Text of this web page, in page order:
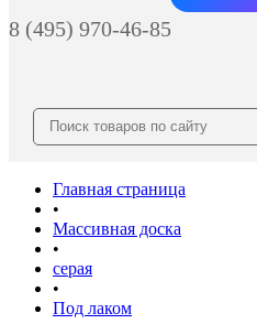
8 (495) 970-46-85
Главная страница
•
Массивная доска
•
серая
•
Под лаком